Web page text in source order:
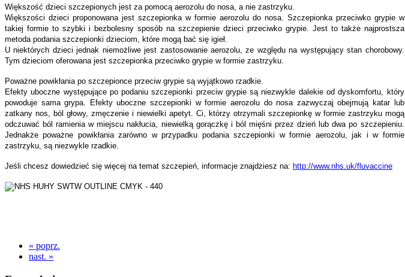
Większość dzieci szczepionych jest za pomocą aerozolu do nosa, a nie zastrzyku.
Większości dzieci proponowana jest szczepionka w formie aerozolu do nosa. Szczepionka przeciwko grypie w
takiej formie to szybki i bezbolesny sposób na szczepienie dzieci przeciwko grypie. Jest to także najprostsza
metoda podania szczepionki dzieciom, które mogą bać się igieł.
U niektórych dzieci jednak niemożliwe jest zastosowanie aerozolu, ze względu na występujący stan chorobowy.
Tym dzieciom oferowana jest szczepionka przeciwko grypie w formie zastrzyku.
Poważne powikłania po szczepionce przeciw grypie są wyjątkowo rzadkie.
Efekty uboczne występujące po podaniu szczepionki przeciw grypie są niezwykle dalekie od dyskomfortu, który
powoduje sama grypa. Efekty uboczne szczepionki w formie aerozolu do nosa zazwyczaj obejmują katar lub
zatkany nos, ból głowy, zmęczenie i niewielki apetyt. Ci, którzy otrzymali szczepionkę w formie zastrzyku mogą
odczuwać ból ramienia w miejscu nakłucia, niewielką gorączkę i ból mięśni przez dzień lub dwa po szczepieniu.
Jednakże poważne powikłania zarówno w przypadku podania szczepionki w formie aerozolu, jak i w formie
zastrzyku, są niezwykle rzadkie.
Jeśli chcesz dowiedzieć się więcej na temat szczepień, informacje znajdziesz na: http://www.nhs.uk/fluvaccine
« poprz.
nast. »